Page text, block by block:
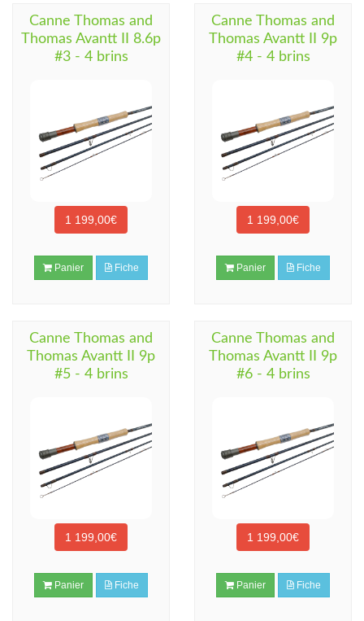
Canne Thomas and
Thomas Avantt II 8.6p
#3 - 4 brins
1 199,00€
Panier Fiche
Canne Thomas and
Thomas Avantt II 9p
#4 - 4 brins
1 199,00€
Panier Fiche
Canne Thomas and
Thomas Avantt II 9p
#5 - 4 brins
1 199,00€
Panier Fiche
Canne Thomas and
Thomas Avantt II 9p
#6 - 4 brins
1 199,00€
Panier Fiche